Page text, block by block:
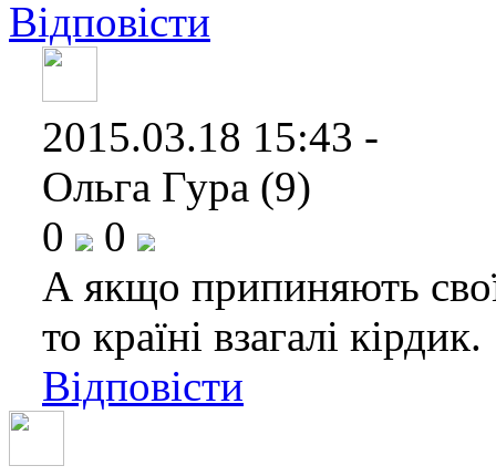
Відповісти
2015.03.18 15:43 -
Ольга Гура (9)
0
0
А якщо припиняють
то країні взагалі кірдик.
Відповісти